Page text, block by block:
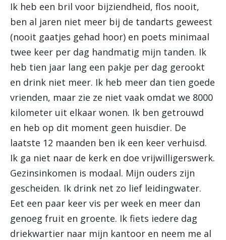
Ik heb een bril voor bijziendheid, flos nooit,
ben al jaren niet meer bij de tandarts geweest
(nooit gaatjes gehad hoor) en poets minimaal
twee keer per dag handmatig mijn tanden. Ik
heb tien jaar lang een pakje per dag gerookt
en drink niet meer. Ik heb meer dan tien goede
vrienden, maar zie ze niet vaak omdat we 8000
kilometer uit elkaar wonen. Ik ben getrouwd
en heb op dit moment geen huisdier. De
laatste 12 maanden ben ik een keer verhuisd.
Ik ga niet naar de kerk en doe vrijwilligerswerk.
Gezinsinkomen is modaal. Mijn ouders zijn
gescheiden. Ik drink net zo lief leidingwater.
Eet een paar keer vis per week en meer dan
genoeg fruit en groente. Ik fiets iedere dag
driekwartier naar mijn kantoor en neem me al